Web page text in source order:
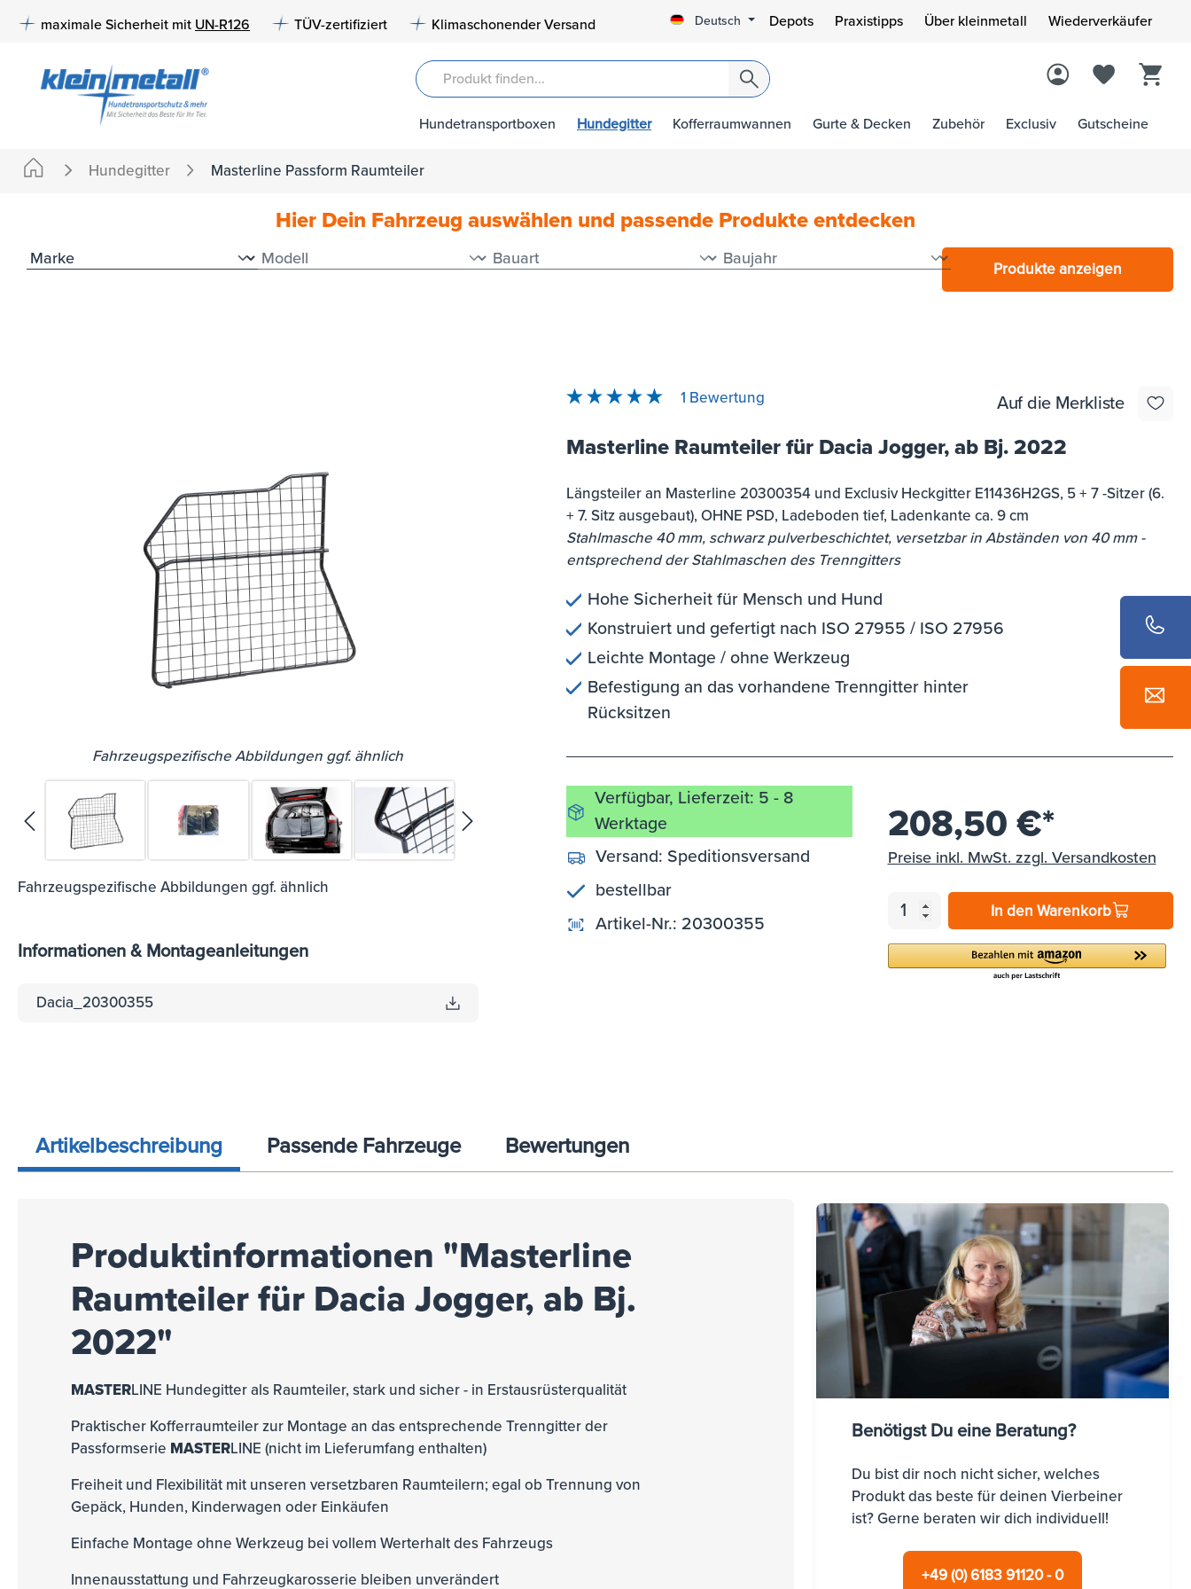
springen Zur Hauptnavigation springen
maximale Sicherheit mit UN-R126 TÜV-zertifiziert Klimaschonender Versand Deutsch Depots Praxistipps Über kleinmetall Wiederverkäufer
Hundetransportboxen Hundegitter Kofferraumwannen Gurte & Decken Zubehör Exclusiv Gutscheine
Hundegitter Masterline Passform Raumteiler
Hier Dein Fahrzeug auswählen und passende Produkte entdecken
Produkte anzeigen
Fahrzeugspezifische Abbildungen ggf. ähnlich
Fahrzeugspezifische Abbildungen ggf. ähnlich
Informationen & Montageanleitungen
Dacia_20300355
1 Bewertung Auf die Merkliste
Masterline Raumteiler für Dacia Jogger, ab Bj. 2022
Längsteiler an Masterline 20300354 und Exclusiv Heckgitter E11436H2GS, 5 + 7 -Sitzer (6.
+ 7. Sitz ausgebaut), OHNE PSD, Ladeboden tief, Ladenkante ca. 9 cm
Stahlmasche 40 mm, schwarz pulverbeschichtet, versetzbar in Abständen von 40 mm -
entsprechend der Stahlmaschen des Trenngitters
Hohe Sicherheit für Mensch und Hund
Konstruiert und gefertigt nach ISO 27955 / ISO 27956
Leichte Montage / ohne Werkzeug
Befestigung an das vorhandene Trenngitter hinter
Rücksitzen
Verfügbar, Lieferzeit: 5 - 8
Werktage
Versand: Speditionsversand
bestellbar
Artikel-Nr.: 20300355
208,50 €*
Preise inkl. MwSt. zzgl. Versandkosten
In den Warenkorb
Artikelbeschreibung Passende Fahrzeuge Bewertungen
Produktinformationen "Masterline
Raumteiler für Dacia Jogger, ab Bj.
2022"
MASTERLINE Hundegitter als Raumteiler, stark und sicher - in Erstausrüsterqualität
Praktischer Kofferraumteiler zur Montage an das entsprechende Trenngitter der
Passformserie MASTERLINE (nicht im Lieferumfang enthalten)
Freiheit und Flexibilität mit unseren versetzbaren Raumteilern; egal ob Trennung von
Gepäck, Hunden, Kinderwagen oder Einkäufen
Einfache Montage ohne Werkzeug bei vollem Werterhalt des Fahrzeugs
Innenausstattung und Fahrzeugkarosserie bleiben unverändert
Benötigst Du eine Beratung?
Du bist dir noch nicht sicher, welches
Produkt das beste für deinen Vierbeiner
ist? Gerne beraten wir dich individuell!
+49 (0) 6183 91120 - 0